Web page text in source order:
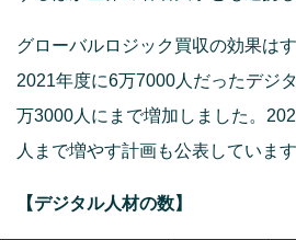
グローバルロジック買収の効果は
2021年度に6万7000人だったデジ
万3000人にまで増加しました。
人まで増やす計画も公表しています
【デジタル人材の数】